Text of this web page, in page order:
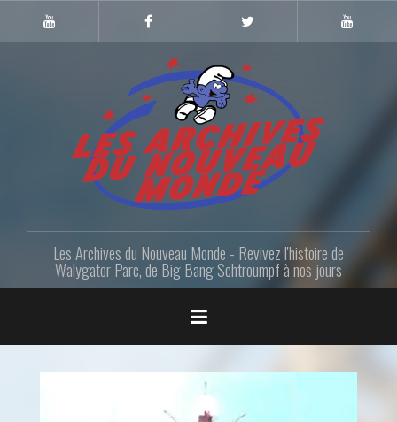
content
Youtube
Gazette
Facebook
Youtube
LANM
Les Archives du Nouveau Monde - Revivez l'histoire de
Walygator Parc, de Big Bang Schtroumpf à nos jours